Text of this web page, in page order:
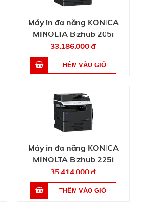
Máy in đa năng KONICA
MINOLTA Bizhub 205i
33.186.000 đ
Máy in đa năng KONICA
MINOLTA Bizhub 225i
35.414.000 đ